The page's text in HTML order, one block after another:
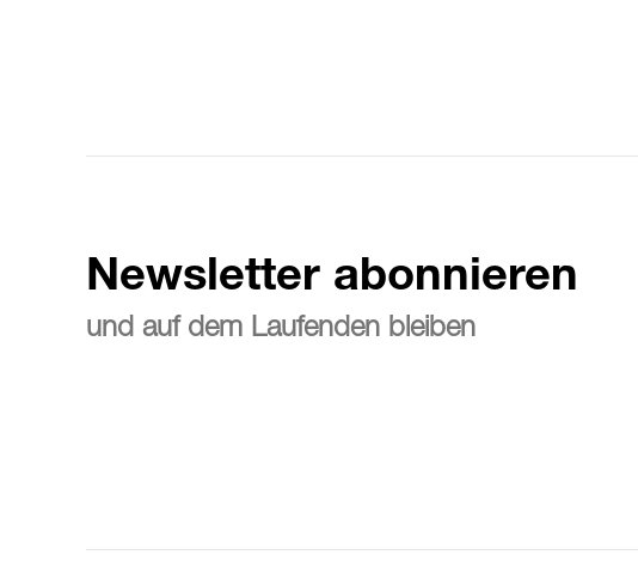
Newsletter abonnieren
und auf dem Laufenden bleiben